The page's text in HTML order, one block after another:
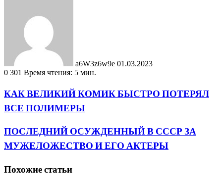
a6W3z6w9e 01.03.2023
0 301 Время чтения: 5 мин.
КАК ВЕЛИКИЙ КОМИК БЫСТРО ПОТЕРЯЛ
ВСЕ ПОЛИМЕРЫ
ПОСЛЕДНИЙ ОСУЖДЕННЫЙ В СССР ЗА
МУЖЕЛОЖЕСТВО И ЕГО АКТЕРЫ
Похожие статьи